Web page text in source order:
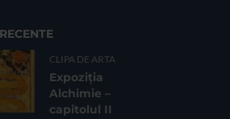
CLIPA DE ARTA
Expoziția
Alchimie –
capitolul II